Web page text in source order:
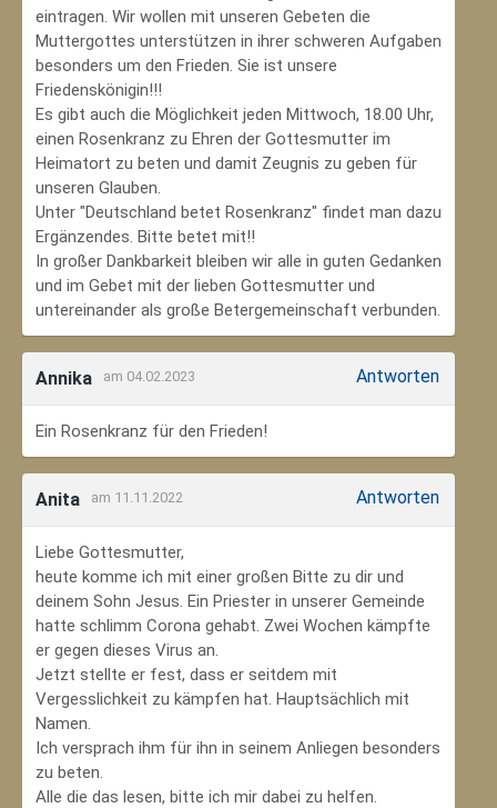
eintragen. Wir wollen mit unseren Gebeten die
Muttergottes unterstützen in ihrer schweren Aufgaben
besonders um den Frieden. Sie ist unsere
Friedenskönigin!!!
Es gibt auch die Möglichkeit jeden Mittwoch, 18.00 Uhr,
einen Rosenkranz zu Ehren der Gottesmutter im
Heimatort zu beten und damit Zeugnis zu geben für
unseren Glauben.
Unter "Deutschland betet Rosenkranz" findet man dazu
Ergänzendes. Bitte betet mit!!
In großer Dankbarkeit bleiben wir alle in guten Gedanken
und im Gebet mit der lieben Gottesmutter und
untereinander als große Betergemeinschaft verbunden.
Annika am 04.02.2023 Antworten
Ein Rosenkranz für den Frieden!
Anita am 11.11.2022 Antworten
Liebe Gottesmutter,
heute komme ich mit einer großen Bitte zu dir und
deinem Sohn Jesus. Ein Priester in unserer Gemeinde
hatte schlimm Corona gehabt. Zwei Wochen kämpfte
er gegen dieses Virus an.
Jetzt stellte er fest, dass er seitdem mit
Vergesslichkeit zu kämpfen hat. Hauptsächlich mit
Namen.
Ich versprach ihm für ihn in seinem Anliegen besonders
zu beten.
Alle die das lesen, bitte ich mir dabei zu helfen.